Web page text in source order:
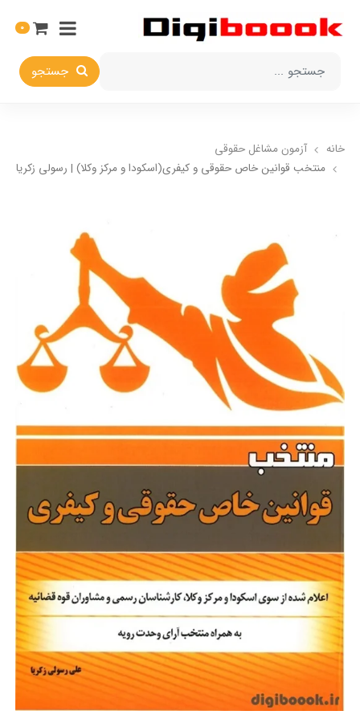
جستجو
0
خانه
آزمون مشاغل حقوقی
منتخب قوانین خاص حقوقی و کیفری(اسکودا و مرکز وکلا) | رسولی زکریا